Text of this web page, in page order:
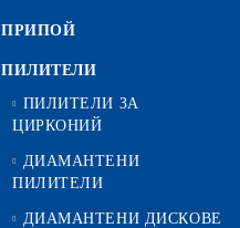
ПРИПОЙ
ПИЛИТЕЛИ
ПИЛИТЕЛИ ЗА
ЦИРКОНИЙ
ДИАМАНТЕНИ
ПИЛИТЕЛИ
ДИАМАНТЕНИ ДИСКОВЕ